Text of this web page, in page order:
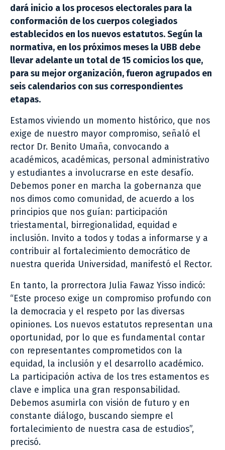
dará inicio a los procesos electorales para la
conformación de los cuerpos colegiados
establecidos en los nuevos estatutos. Según la
normativa, en los próximos meses la UBB debe
llevar adelante un total de 15 comicios los que,
para su mejor organización, fueron agrupados en
seis calendarios con sus correspondientes
etapas.
Estamos viviendo un momento histórico, que nos
exige de nuestro mayor compromiso, señaló el
rector Dr. Benito Umaña, convocando a
académicos, académicas, personal administrativo
y estudiantes a involucrarse en este desafío.
Debemos poner en marcha la gobernanza que
nos dimos como comunidad, de acuerdo a los
principios que nos guían: participación
triestamental, birregionalidad, equidad e
inclusión. Invito a todos y todas a informarse y a
contribuir al fortalecimiento democrático de
nuestra querida Universidad, manifestó el Rector.
En tanto, la prorrectora Julia Fawaz Yisso indicó:
“Este proceso exige un compromiso profundo con
la democracia y el respeto por las diversas
opiniones. Los nuevos estatutos representan una
oportunidad, por lo que es fundamental contar
con representantes comprometidos con la
equidad, la inclusión y el desarrollo académico.
La participación activa de los tres estamentos es
clave e implica una gran responsabilidad.
Debemos asumirla con visión de futuro y en
constante diálogo, buscando siempre el
fortalecimiento de nuestra casa de estudios”,
precisó.